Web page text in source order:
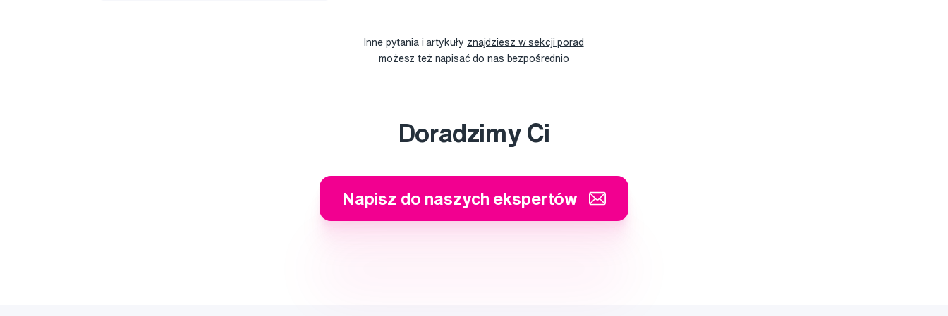
Inne pytania i artykuły znajdziesz w sekcji porad
możesz też napisać do nas bezpośrednio
Doradzimy Ci
Napisz do naszych ekspertów